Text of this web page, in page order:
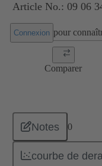
Article No.: 09 06
Connexion pour
Comparer
Notes 0
courbe de